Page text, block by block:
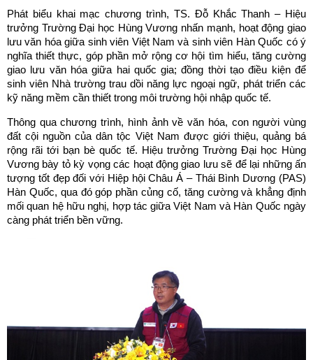
Phát biểu khai mạc chương trình, TS. Đỗ Khắc Thanh – Hiệu
trưởng Trường Đại học Hùng Vương nhấn mạnh, hoạt động giao
lưu văn hóa giữa sinh viên Việt Nam và sinh viên Hàn Quốc có ý
nghĩa thiết thực, góp phần mở rộng cơ hội tìm hiểu, tăng cường
giao lưu văn hóa giữa hai quốc gia; đồng thời tạo điều kiện để
sinh viên Nhà trường trau dồi năng lực ngoại ngữ, phát triển các
kỹ năng mềm cần thiết trong môi trường hội nhập quốc tế.
Thông qua chương trình, hình ảnh về văn hóa, con người vùng
đất cội nguồn của dân tộc Việt Nam được giới thiệu, quảng bá
rộng rãi tới bạn bè quốc tế. Hiệu trưởng Trường Đại học Hùng
Vương bày tỏ kỳ vọng các hoạt động giao lưu sẽ để lại những ấn
tượng tốt đẹp đối với Hiệp hội Châu Á – Thái Bình Dương (PAS)
Hàn Quốc, qua đó góp phần củng cố, tăng cường và khẳng định
mối quan hệ hữu nghị, hợp tác giữa Việt Nam và Hàn Quốc ngày
càng phát triển bền vững.